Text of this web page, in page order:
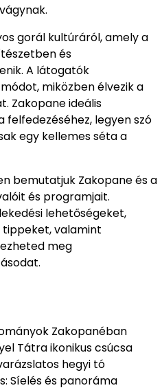
gorál kultúráról, amely a
és
A látogatók
miközben élvezik a
Zakopane ideális
legyen szó
egy kellemes séta a
bemutatjuk Zakopane és a
és programjait.
lehetőségeket,
tippeket, valamint
meg
Zakopanéban
Tátra ikonikus csúcsa
hegyi tó
Síelés és panoráma